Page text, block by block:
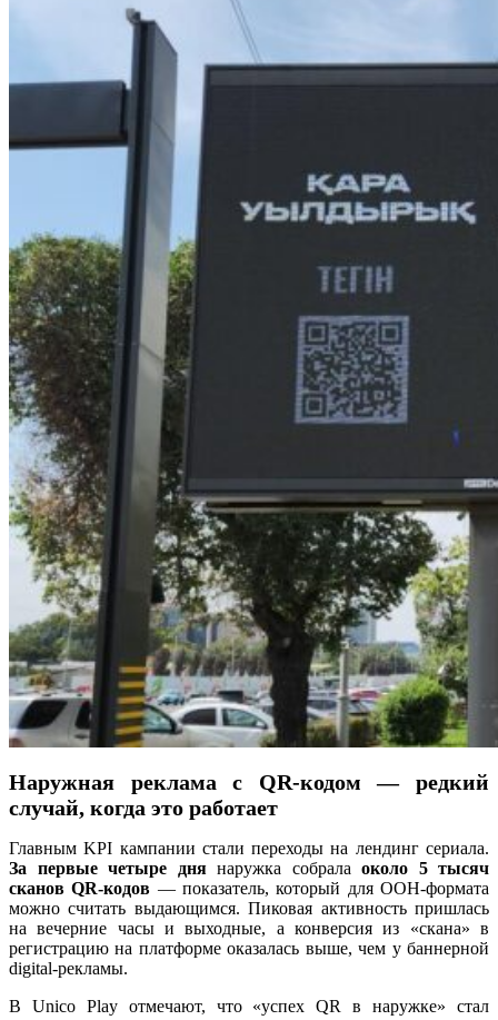
Наружная реклама с QR-кодом — редкий
случай, когда это работает
Главным KPI кампании стали переходы на лендинг сериала.
За первые четыре дня наружка собрала около 5 тысяч
сканов QR-кодов — показатель, который для OOH-формата
можно считать выдающимся. Пиковая активность пришлась
на вечерние часы и выходные, а конверсия из «скана» в
регистрацию на платформе оказалась выше, чем у баннерной
digital-рекламы.
В Unico Play отмечают, что «успех QR в наружке» стал